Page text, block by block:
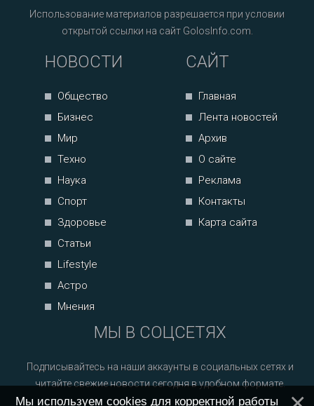
Использование материалов разрешается при условии
открытой ссылки на сайт GolosInfo.com.
НОВОСТИ
Общество
Бизнес
Мир
Техно
Наука
Спорт
Здоровье
Статьи
Lifestyle
Астро
Мнения
САЙТ
Главная
Лента новостей
Архив
О сайте
Реклама
Контакты
Карта сайта
МЫ В СОЦСЕТЯХ
Подписывайтесь на наши аккаунты в социальных сетях и
читайте свежие новости сегодня в удобном формате.
Мы используем cookies для корректной работы